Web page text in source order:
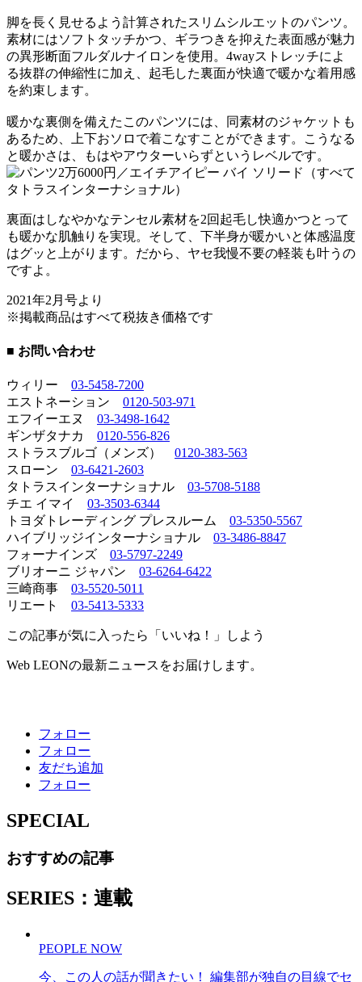
脚を長く見せるよう計算されたスリムシルエットのパンツ。
素材にはソフトタッチかつ、ギラつきを抑えた表面感が魅力
の異形断面フルダルナイロンを使用。4wayストレッチによ
る抜群の伸縮性に加え、起毛した裏面が快適で暖かな着用感
を約束します。
暖かな裏側を備えたこのパンツには、同素材のジャケットも
あるため、上下おソロで着こなすことができます。こうなる
と暖かさは、もはやアウターいらずというレベルです。
裏面はしなやかなテンセル素材を2回起毛し快適かつとって
も暖かな肌触りを実現。そして、下半身が暖かいと体感温度
はグッと上がります。だから、ヤセ我慢不要の軽装も叶うの
ですよ。
2021年2月号より
※掲載商品はすべて税抜き価格です
■ お問い合わせ
ウィリー 03-5458-7200
エストネーション 0120-503-971
エフイーエヌ 03-3498-1642
ギンザタナカ 0120-556-826
ストラスブルゴ（メンズ） 0120-383-563
スローン 03-6421-2603
タトラスインターナショナル 03-5708-5188
チエ イマイ 03-3503-6344
トヨダトレーディング プレスルーム 03-5350-5567
ハイブリッジインターナショナル 03-3486-8847
フォーナインズ 03-5797-2249
ブリオーニ ジャパン 03-6264-6422
三崎商事 03-5520-5011
リエート 03-5413-5333
この記事が気に入ったら「いいね！」しよう
Web LEONの最新ニュースをお届けします。
フォロー
フォロー
友だち追加
フォロー
SPECIAL
おすすめの記事
SERIES：連載
PEOPLE NOW
今、この人の話が聞きたい！ 編集部が独自の目線でセ